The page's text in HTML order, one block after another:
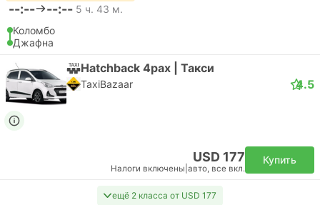
--:-- --:-- 5 ч. 43 м.
Коломбо
Джафна
Hatchback 4pax | Такси
TaxiBazaar 4.5
USD 177
Налоги включены авто, все вкл.
Купить
ещё 2 класса от USD 177